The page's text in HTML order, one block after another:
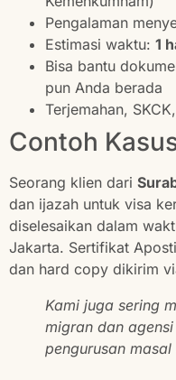
Pengalaman
Estimasi waktu: 1
Bisa bantu
pun Anda berada
Terjemahan,
Contoh
Seorang klien dari
dan ijazah untuk visa
diselesaikan dalam
Jakarta. Sertifikat
dan hard copy dikirim
Kami juga sering
migran dan
pengurusan